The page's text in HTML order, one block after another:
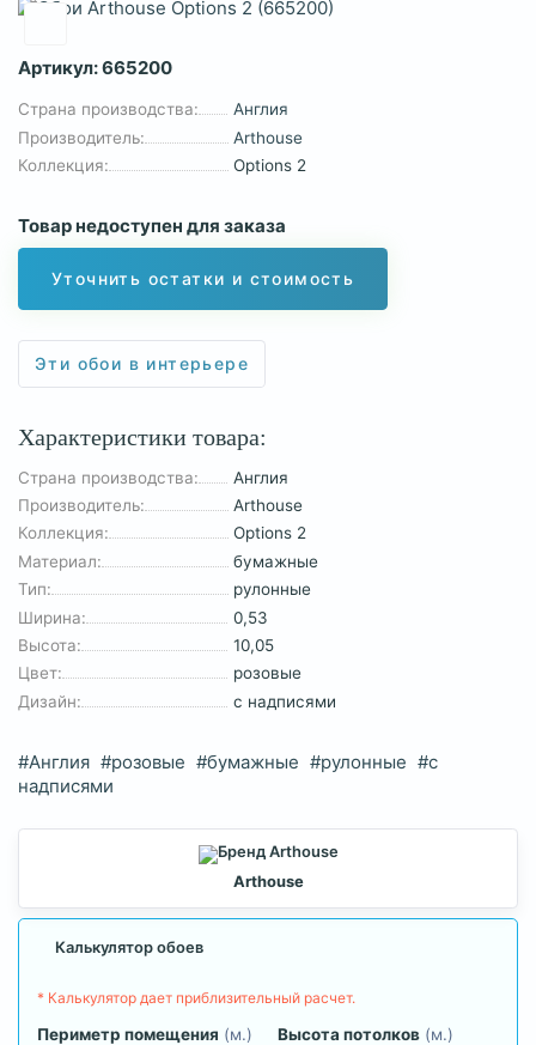
Артикул:665200
Страна производства:
Англия
Производитель:
Arthouse
Коллекция:
Options 2
Товар недоступен для заказа
Уточнить остатки и стоимость
Эти обои в интерьере
Характеристики товара:
Страна производства:
Англия
Производитель:
Arthouse
Коллекция:
Options 2
Материал:
бумажные
Тип:
рулонные
Ширина:
0,53
Высота:
10,05
Цвет:
розовые
Дизайн:
с надписями
#Англия #розовые #бумажные #рулонные #с
надписями
Arthouse
Калькулятор обоев
* Калькулятор дает приблизительный расчет.
Периметр помещения (м.) Высота потолков (м.)